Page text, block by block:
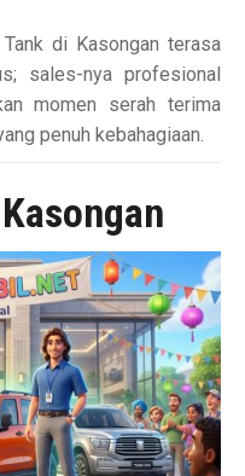
di Kasongan terasa
sales-nya profesional
momen serah terima
penuh kebahagiaan.